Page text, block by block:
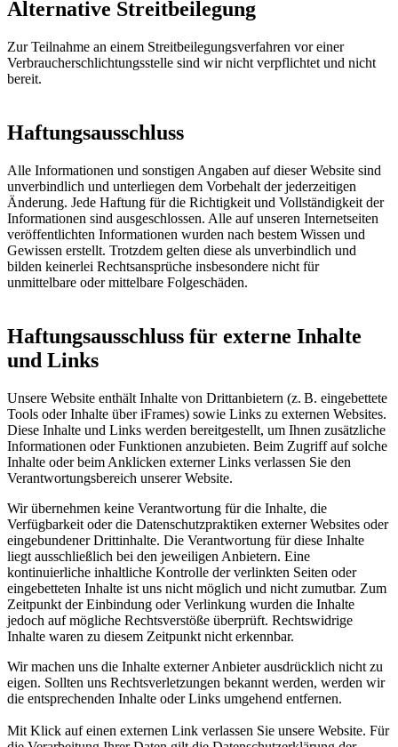
Alternative Streitbeilegung
Zur Teilnahme an einem Streitbeilegungsverfahren vor einer
Verbraucherschlichtungsstelle sind wir nicht verpflichtet und nicht
bereit.
Haftungsausschluss
Alle Informationen und sonstigen Angaben auf dieser Website sind
unverbindlich und unterliegen dem Vorbehalt der jederzeitigen
Änderung. Jede Haftung für die Richtigkeit und Vollständigkeit der
Informationen sind ausgeschlossen. Alle auf unseren Internetseiten
veröffentlichten Informationen wurden nach bestem Wissen und
Gewissen erstellt. Trotzdem gelten diese als unverbindlich und
bilden keinerlei Rechtsansprüche insbesondere nicht für
unmittelbare oder mittelbare Folgeschäden.
Haftungsausschluss für externe Inhalte
und Links
Unsere Website enthält Inhalte von Drittanbietern (z. B. eingebettete
Tools oder Inhalte über iFrames) sowie Links zu externen Websites.
Diese Inhalte und Links werden bereitgestellt, um Ihnen zusätzliche
Informationen oder Funktionen anzubieten. Beim Zugriff auf solche
Inhalte oder beim Anklicken externer Links verlassen Sie den
Verantwortungsbereich unserer Website.
Wir übernehmen keine Verantwortung für die Inhalte, die
Verfügbarkeit oder die Datenschutzpraktiken externer Websites oder
eingebundener Drittinhalte. Die Verantwortung für diese Inhalte
liegt ausschließlich bei den jeweiligen Anbietern. Eine
kontinuierliche inhaltliche Kontrolle der verlinkten Seiten oder
eingebetteten Inhalte ist uns nicht möglich und nicht zumutbar. Zum
Zeitpunkt der Einbindung oder Verlinkung wurden die Inhalte
jedoch auf mögliche Rechtsverstöße überprüft. Rechtswidrige
Inhalte waren zu diesem Zeitpunkt nicht erkennbar.
Wir machen uns die Inhalte externer Anbieter ausdrücklich nicht zu
eigen. Sollten uns Rechtsverletzungen bekannt werden, werden wir
die entsprechenden Inhalte oder Links umgehend entfernen.
Mit Klick auf einen externen Link verlassen Sie unsere Website. Für